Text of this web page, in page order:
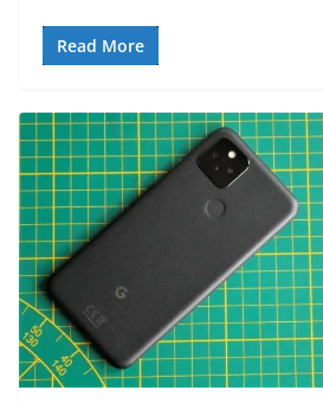
Read More